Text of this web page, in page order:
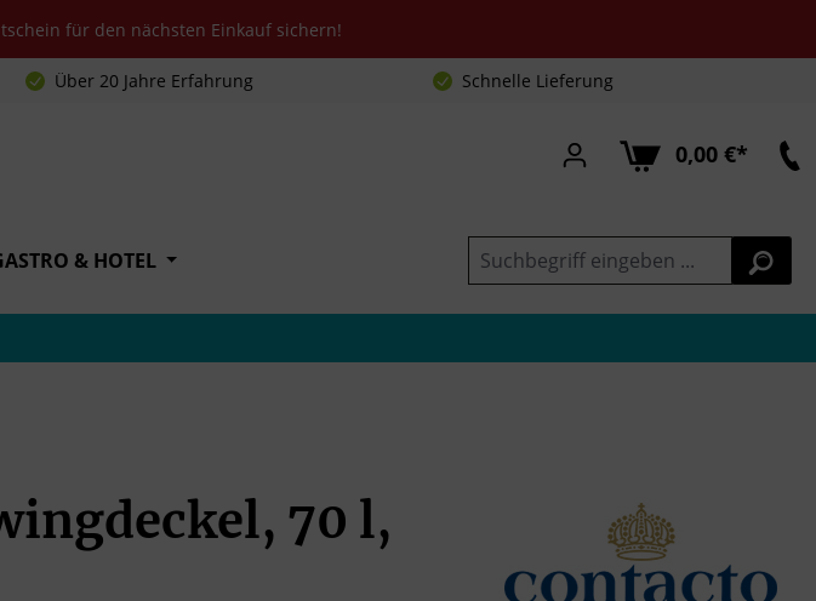
Über 20 Jahre Erfahrung Schnelle Lieferung
0,00 €*
& HOTEL
70 l,
für den nächsten Einkauf sichern!